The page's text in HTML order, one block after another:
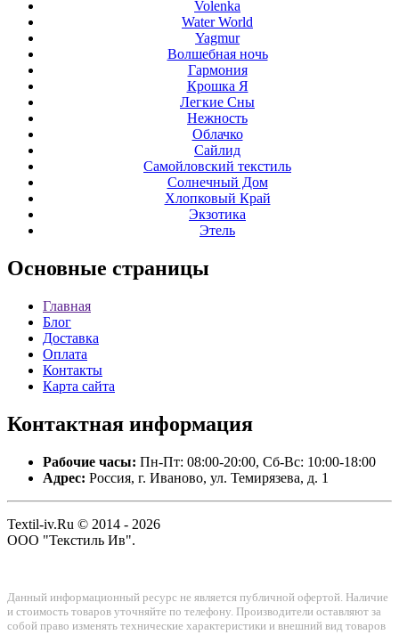
Volenka
Water World
Yagmur
Волшебная ночь
Гармония
Крошка Я
Легкие Сны
Нежность
Облачко
Сайлид
Самойловский текстиль
Солнечный Дом
Хлопковый Край
Экзотика
Этель
Основные страницы
Главная
Блог
Доставка
Оплата
Контакты
Карта сайта
Контактная информация
Рабочие часы: Пн-Пт: 08:00-20:00, Сб-Вс: 10:00-18:00
Адрес: Россия, г. Иваново, ул. Темирязева, д. 1
Textil-iv.Ru © 2014 - 2026
ООО "Текстиль Ив".
Данный информационный ресурс не является публичной офертой. Наличие
и стоимость товаров уточняйте по телефону. Производители оставляют за
собой право изменять технические характеристики и внешний вид товаров